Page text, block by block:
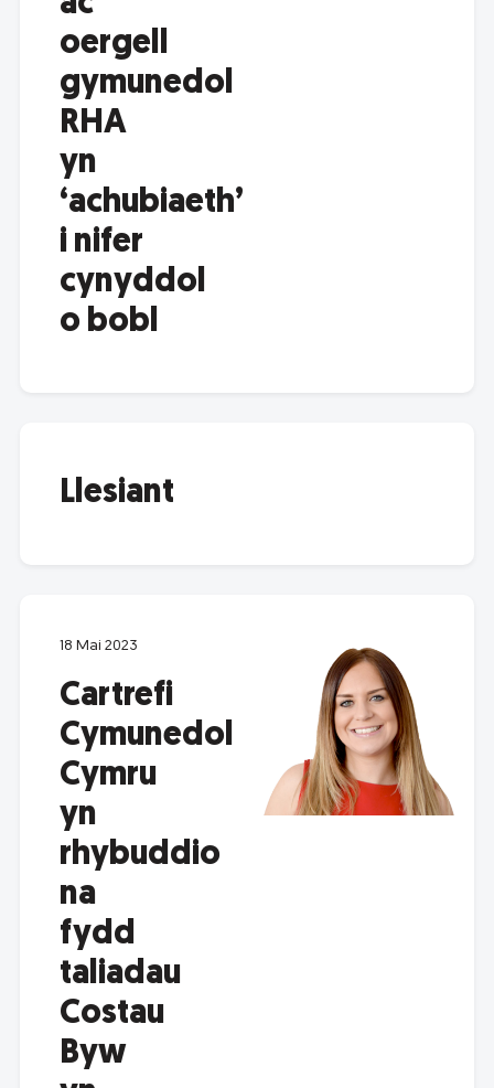
oergell
gymunedol
RHA
yn
‘achubiaeth’
i nifer
cynyddol
o bobl
Llesiant
18 Mai 2023
Cartrefi
Cymunedol
Cymru
yn
rhybuddio
na
fydd
taliadau
Costau
Byw